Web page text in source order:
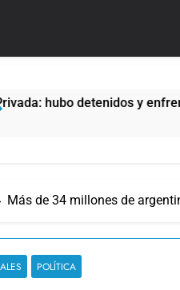
detenidos y
Más de 34 millones de
POLÍTICA